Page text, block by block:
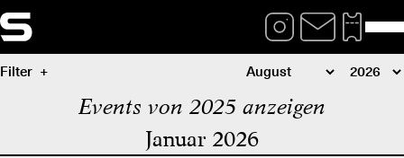
Filter
Events von 2025 anzeigen
Januar 2026